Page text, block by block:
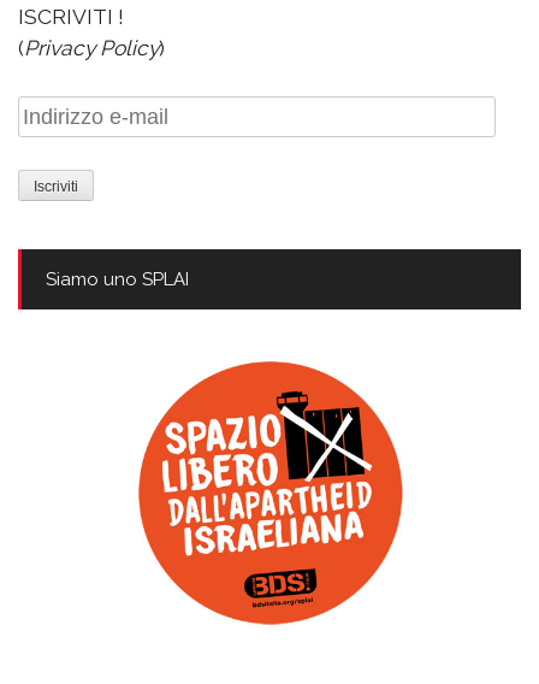
ISCRIVITI !
(Privacy Policy)
Indirizzo
e-
mail
Siamo uno SPLAI